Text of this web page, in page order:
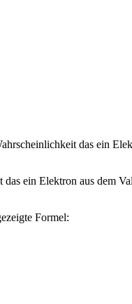
das ein
ein Elektron aus dem
Formel: